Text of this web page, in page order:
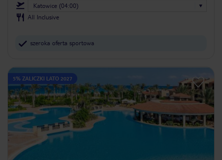
Katowice (04:00)
All Inclusive
szeroka oferta sportowa
5% ZALICZKI LATO 2027